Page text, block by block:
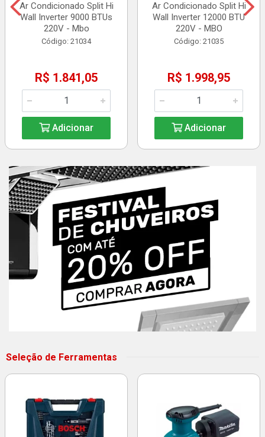
Ar Condicionado Split Hi
Wall Inverter 9000 BTUs
220V - Mbo
Código: 21034
R$ 1.841,05
Adicionar
Ar Condicionado Split Hi
Wall Inverter 12000 BTU
220V - MBO
Código: 21035
R$ 1.998,95
Adicionar
Seleção de Ferramentas